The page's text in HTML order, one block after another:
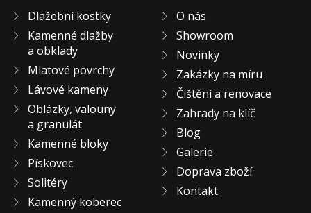
Doplňkový sortiment
DLAŽEBNÍ KOSTKY
KAMENNÉ DLAŽBY, OBKLADY
MLATOVÉ POVRCHY
ZAKÁZKY NA MÍRU
VÝPRODEJ
NOVINKY
KONTAKT
Dlažební kostky
Kamenné dlažby
a obklady
Mlatové povrchy
Lávové kameny
Oblázky, valouny
a granulát
Kamenné bloky
Pískovec
Solitéry
Kamenný koberec
O nás
Showroom
Novinky
Zakázky na míru
Čištění a renovace
Zahrady na klíč
Blog
Galerie
Doprava zboží
Kontakt